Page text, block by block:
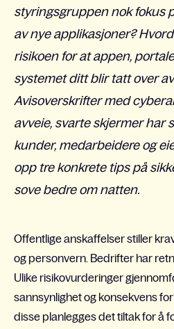
styringsgruppen nok fokus
av nye applikasjoner?
risikoen for at appen,
systemet ditt blir tatt over
Avisoverskrifter med
avveie, svarte skjermer har
kunder, medarbeidere og
opp tre konkrete tips på
sove bedre om natten.
Offentlige anskaffelser stiller
og personvern. Bedrifter har
Ulike risikovurderinger
sannsynlighet og konsekvens
disse planlegges det tiltak for å